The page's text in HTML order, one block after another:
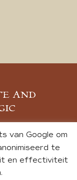
AND
van Google om
te
en effectiviteit